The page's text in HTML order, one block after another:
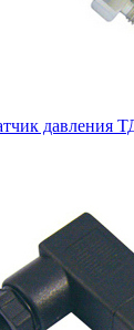
давления